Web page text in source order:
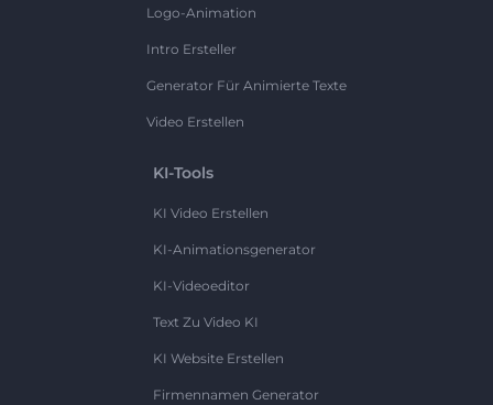
Logo-Animation
Intro Ersteller
Generator Für Animierte Texte
Video Erstellen
KI-Tools
KI Video Erstellen
KI-Animationsgenerator
KI-Videoeditor
Text Zu Video KI
KI Website Erstellen
Firmennamen Generator